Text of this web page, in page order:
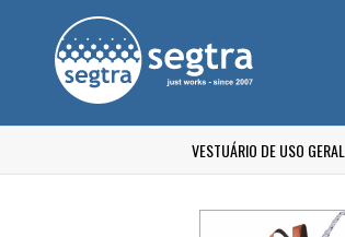
VESTUÁRIO DE USO GERAL